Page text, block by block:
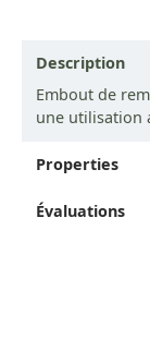
Description
Embout de
une utilisation
Properties
Évaluations